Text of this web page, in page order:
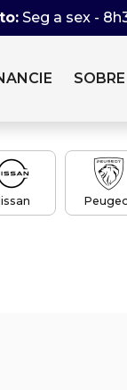
Seg a sex -
SOBRE